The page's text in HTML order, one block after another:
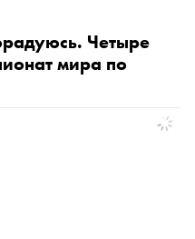
Четыре
мира по